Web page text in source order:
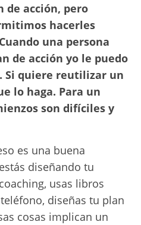
de acción, pero
hacerles
una persona
de acción yo le puedo
Si quiere reutilizar un
lo haga. Para un
son difíciles y
es una buena
diseñando tu
usas libros
diseñas tu plan
cosas implican un